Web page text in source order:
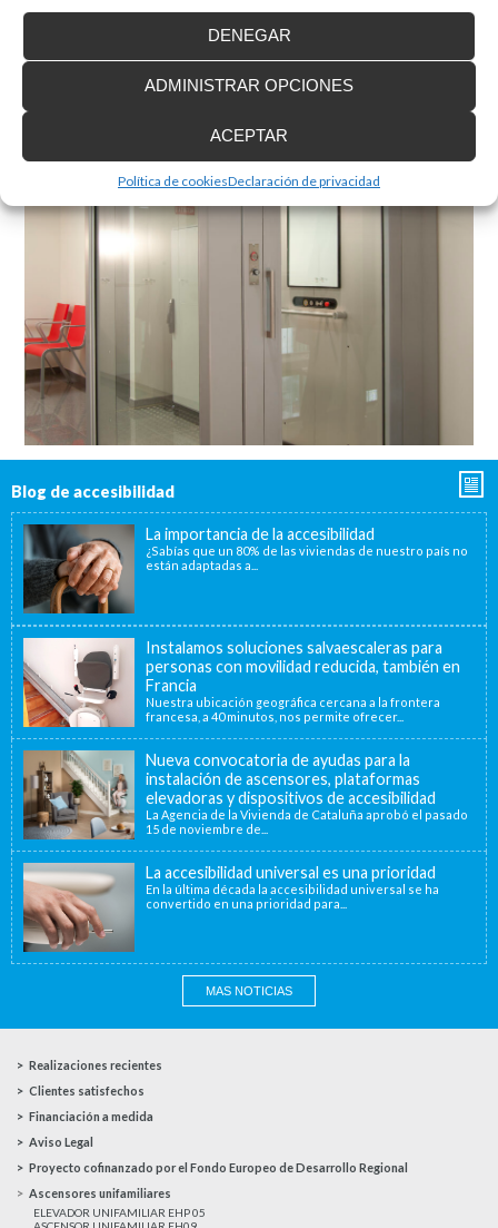
ACEPTAR
DENEGAR
ADMINISTRAR OPCIONES
Política de cookiesDeclaración de privacidad
Ascensor unifamiliar EH09
Ascensor sin cabina. El elevador unifamiliar ideal para espacios...
Blog de accesibilidad
La importancia de la accesibilidad
¿Sabías que un 80% de las viviendas de nuestro país no
están adaptadas a...
Instalamos soluciones salvaescaleras para
personas con movilidad reducida, también en
Francia
Nuestra ubicación geográfica cercana a la frontera
francesa, a 40 minutos, nos permite ofrecer...
Nueva convocatoria de ayudas para la
instalación de ascensores, plataformas
elevadoras y dispositivos de accesibilidad
La Agencia de la Vivienda de Cataluña aprobó el pasado
15 de noviembre de...
La accesibilidad universal es una prioridad
En la última década la accesibilidad universal se ha
convertido en una prioridad para...
MAS NOTICIAS
Realizaciones recientes
Clientes satisfechos
Financiación a medida
Aviso Legal
Proyecto cofinanzado por el Fondo Europeo de Desarrollo Regional
Ascensores unifamiliares
ELEVADOR UNIFAMILIAR EHP 05